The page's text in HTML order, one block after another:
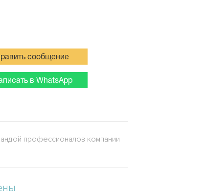
сообщение
в WhatsApp
профессионалов компании